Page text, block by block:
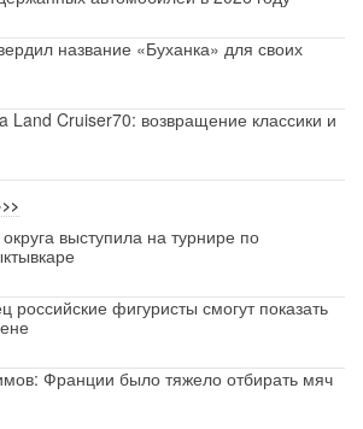
название «Буханка» для своих
Land Cruiser70: возвращение классики и
выступила на турнире по
российские фигуристы смогут показать
Франции было тяжело отбирать мяч